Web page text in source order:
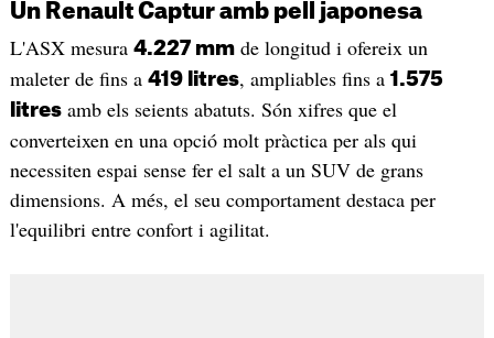
Un Renault Captur amb pell japonesa
L'ASX mesura 4.227 mmde longitud i ofereix un
maleter de fins a 419 litres, ampliables fins a 1.575
litresamb els seients abatuts. Són xifres que el
converteixen en una opció molt pràctica per als qui
necessiten espai sense fer el salt a un SUV de grans
dimensions. A més, el seu comportament destaca per
l'equilibri entre confort i agilitat.